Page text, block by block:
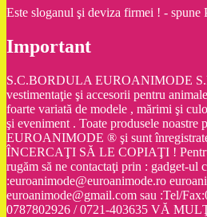
Este sloganul şi deviza firmei ! - spune
Important
S.C.BORDULA EUROANIMODE
vestimentaţie şi accesorii pentru
foarte variată de modele , mărimi şi
şi eveniment . Toate produsele noastre
EUROANIMODE ® şi sunt
ÎNCERCAŢI SĂ LE COPIAŢI !
rugăm să ne contactaţi prin : gadget-ul
:euroanimode@euroanimode.ro
euroanimode@gmail.com sau :Tel/
0787802926 / 0721-403635 VĂ